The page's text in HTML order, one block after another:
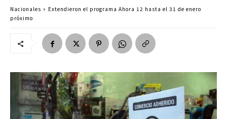
Nacionales
Extendieron el programa Ahora 12 hasta el 31 de enero
próximo